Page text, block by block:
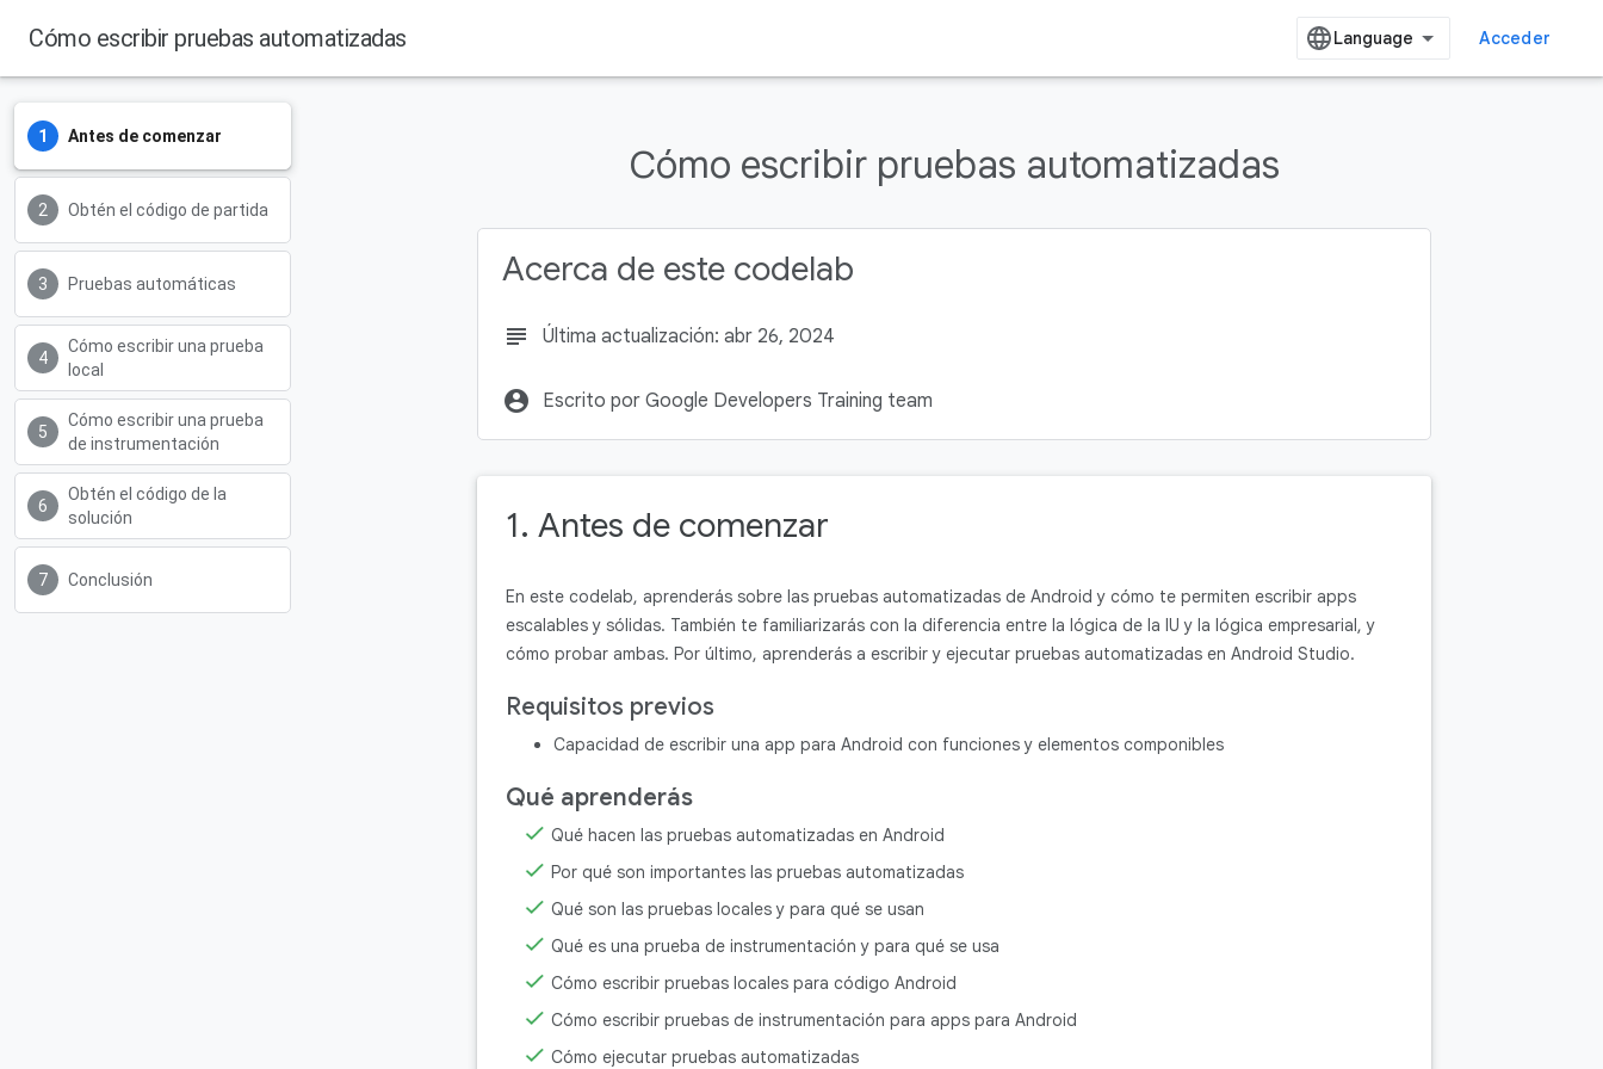
Cómo escribir pruebas automatizadas Acceder
Antes de comenzar
Obtén el código de partida
Pruebas automáticas
Cómo escribir una prueba
local
Cómo escribir una prueba
de instrumentación
Obtén el código de la
solución
Conclusión
Cómo escribir pruebas automatizadas
Acerca de este codelab
subject Última actualización: abr 26, 2024
account_circle Escrito por Google Developers Training team
1. Antes de comenzar
En este codelab, aprenderás sobre las pruebas automatizadas de Android y cómo te permiten escribir apps
escalables y sólidas. También te familiarizarás con la diferencia entre la lógica de la IU y la lógica empresarial, y
cómo probar ambas. Por último, aprenderás a escribir y ejecutar pruebas automatizadas en Android Studio.
Requisitos previos
Capacidad de escribir una app para Android con funciones y elementos componibles
Qué aprenderás
Qué hacen las pruebas automatizadas en Android
Por qué son importantes las pruebas automatizadas
Qué son las pruebas locales y para qué se usan
Qué es una prueba de instrumentación y para qué se usa
Cómo escribir pruebas locales para código Android
Cómo escribir pruebas de instrumentación para apps para Android
Cómo ejecutar pruebas automatizadas